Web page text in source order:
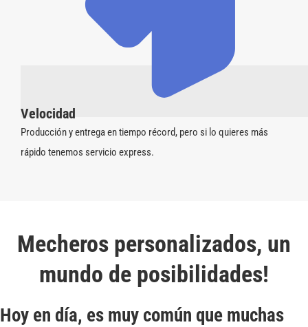
Velocidad
Producción y entrega en tiempo récord, pero si lo quieres más
rápido tenemos servicio express.
Mecheros personalizados, un
mundo de posibilidades!
Hoy en día, es muy común que muchas